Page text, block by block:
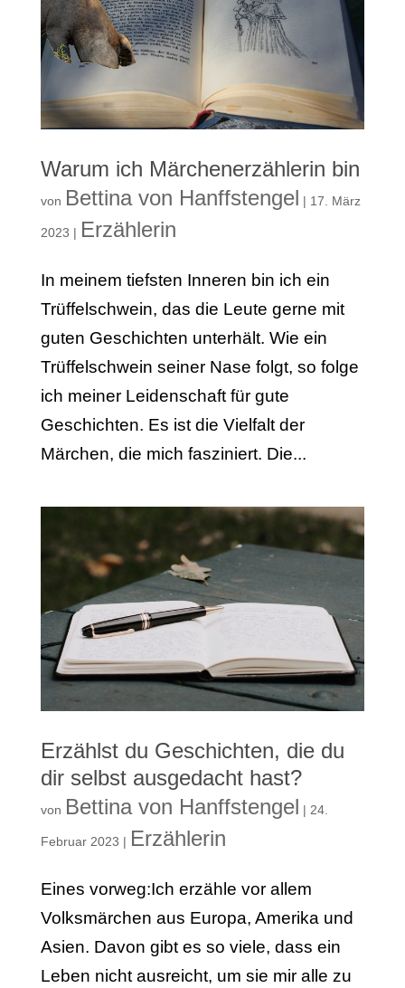
Warum ich Märchenerzählerin bin
von Bettina von Hanffstengel | 17. März
2023 | Erzählerin
In meinem tiefsten Inneren bin ich ein
Trüffelschwein, das die Leute gerne mit
guten Geschichten unterhält. Wie ein
Trüffelschwein seiner Nase folgt, so folge
ich meiner Leidenschaft für gute
Geschichten. Es ist die Vielfalt der
Märchen, die mich fasziniert. Die...
Erzählst du Geschichten, die du
dir selbst ausgedacht hast?
von Bettina von Hanffstengel | 24.
Februar 2023 | Erzählerin
Eines vorweg:Ich erzähle vor allem
Volksmärchen aus Europa, Amerika und
Asien. Davon gibt es so viele, dass ein
Leben nicht ausreicht, um sie mir alle zu